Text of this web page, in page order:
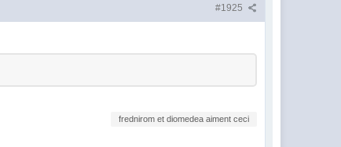
#1925
frednirom et diomedea aiment ceci